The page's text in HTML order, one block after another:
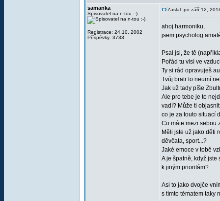
samanka
Spisovatel na n-tou :-)
Registrace: 24.10. 2002
Příspěvky: 3733
Zaslal: po září 12,
ahoj harmoniku,
jsem psycholog
Psal jsi, že tě
Pořád tu visí ve
Ty si rád opravuješ
Tvůj bratr to neumí
Jak už tady píše
Ale pro tebe je to
vadí? Může ti
co je za touto situací
Co máte mezi sebou
Měli jste už jako děti
děvčata, sport...?
Jaké emoce v tobě
A je špatně, když
k jiným prioritám?
Asi to jako dvojče
s tímto tématem taky